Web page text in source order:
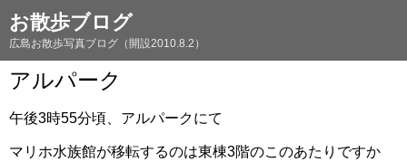
お散歩ブログ
広島お散歩写真ブログ（開設2010.8.2）
アルパーク
午後3時55分頃、アルパークにて
マリホ水族館が移転するのは東棟3階のこのあたりですか